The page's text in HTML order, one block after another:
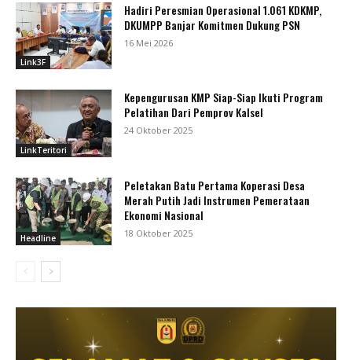
Link3F
Hadiri Peresmian Operasional 1.061 KDKMP,
DKUMPP Banjar Komitmen Dukung PSN
16 Mei 2026
LinkTeritori
Kepengurusan KMP Siap-Siap Ikuti Program
Pelatihan Dari Pemprov Kalsel
24 Oktober 2025
Headline
Peletakan Batu Pertama Koperasi Desa
Merah Putih Jadi Instrumen Pemerataan
Ekonomi Nasional
18 Oktober 2025